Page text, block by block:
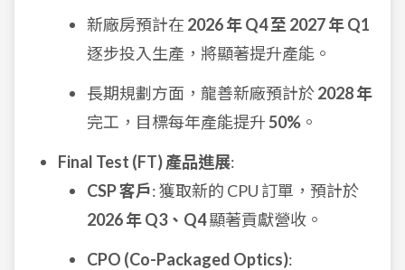
新廠房預計在 2026 年 Q4 至 2027 年 Q1
逐步投入生產，將顯著提升產能。
長期規劃方面，龍善新廠預計於2028 年
完工，目標每年產能提升50% 。
Final Test (FT) 產品進展:
CSP 客戶: 獲取新的 CPU 訂單，預計於
2026 年 Q3、Q4顯著貢獻營收。
CPO (Co-Packaged Optics):